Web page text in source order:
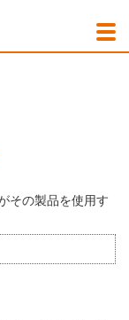
その製品を使用す